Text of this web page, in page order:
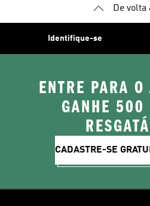
De volta
Identifique-se
ENTRE PARA
GANHE 500
CADASTRE-SE